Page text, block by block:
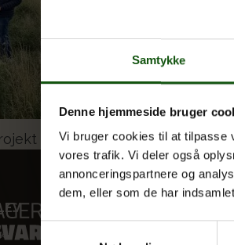
Samtykke
Denne hjemmeside bruger
Vi bruger cookies til at tilpasse
vores trafik. Vi deler også
annonceringspartnere og
dem, eller som de har
Samtykkevalg
på Møn